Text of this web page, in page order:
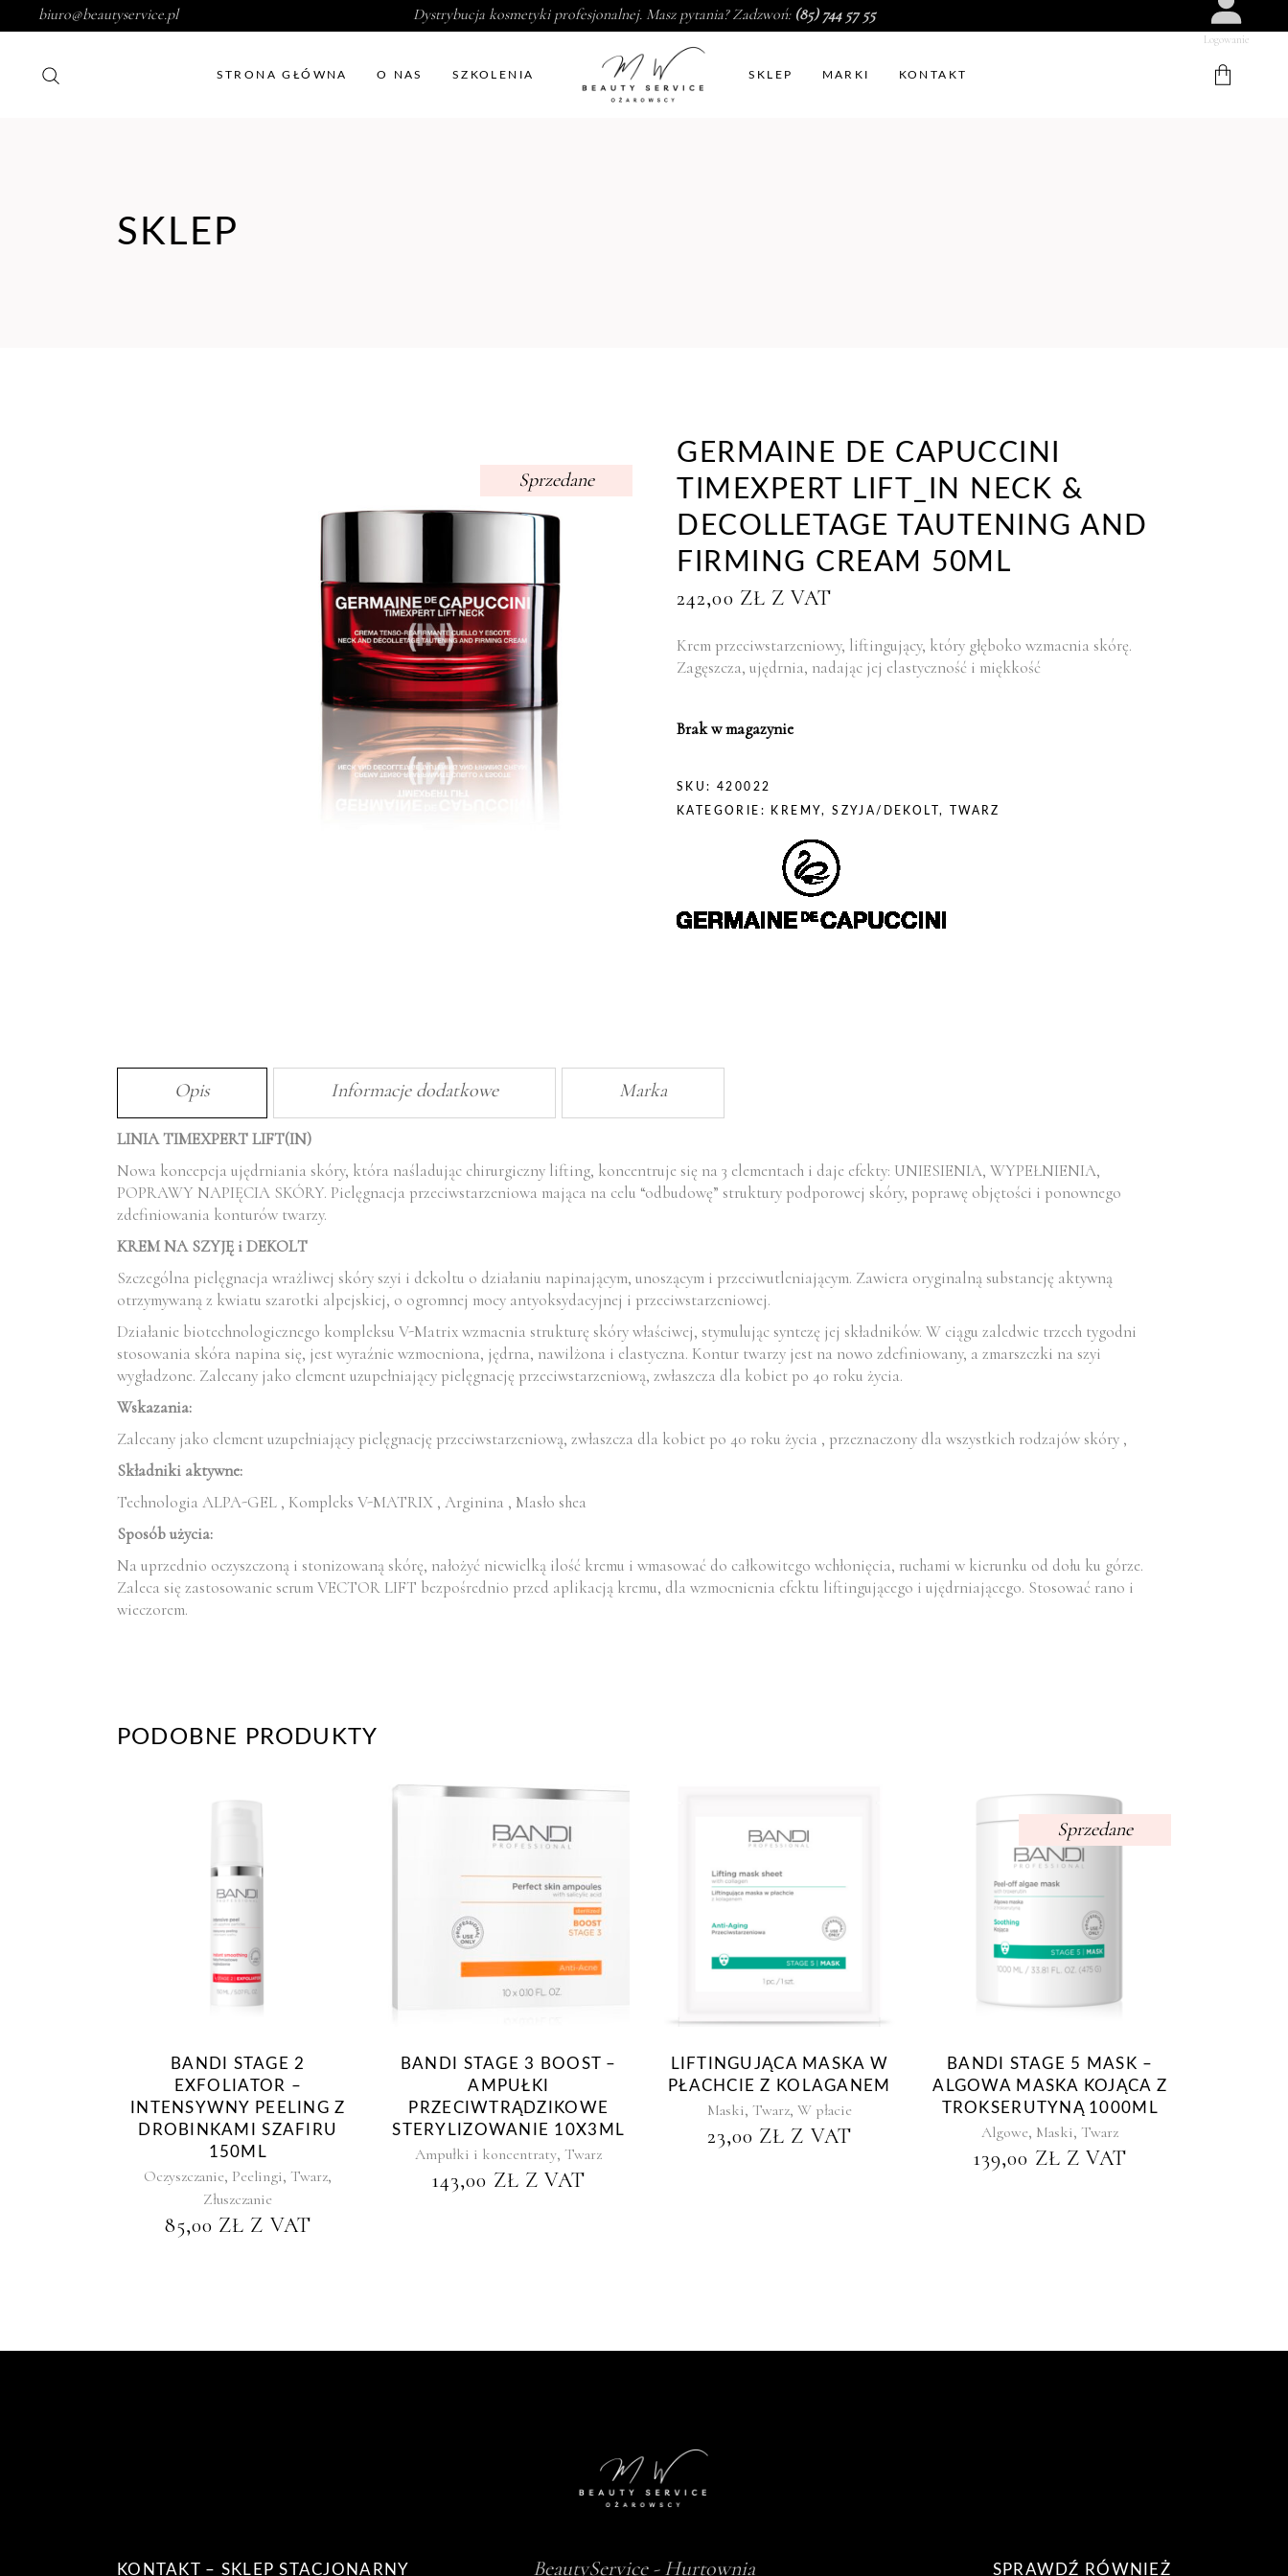
biuro@beautyservice.pl Dystrybucja kosmetyki profesjonalnej. Masz pytania? Zadzwoń: (85) 744 57 55
Logowanie
STRONA GŁÓWNA O NAS SZKOLENIA SKLEP MARKI KONTAKT
SKLEP
Sprzedane
GERMAINE DE CAPUCCINI
TIMEXPERT LIFT_IN NECK &
DECOLLETAGE TAUTENING AND
FIRMING CREAM 50ML
242,00 ZŁ Z VAT
Krem przeciwstarzeniowy, liftingujący, który głęboko wzmacnia skórę.
Zagęszcza, ujędrnia, nadając jej elastyczność i miękkość
Brak w magazynie
SKU: 420022
KATEGORIE: KREMY,SZYJA/DEKOLT, TWARZ
Opis Informacje dodatkowe Marka
LINIA TIMEXPERT LIFT(IN)
Nowa koncepcja ujędrniania skóry, która naśladując chirurgiczny lifting, koncentruje się na 3 elementach i daje efekty: UNIESIENIA, WYPEŁNIENIA,
POPRAWY NAPIĘCIA SKÓRY. Pielęgnacja przeciwstarzeniowa mająca na celu “odbudowę” struktury podporowej skóry, poprawę objętości i ponownego
zdefiniowania konturów twarzy.
KREM NA SZYJĘ i DEKOLT
Szczególna pielęgnacja wrażliwej skóry szyi i dekoltu o działaniu napinającym, unoszącym i przeciwutleniającym. Zawiera oryginalną substancję aktywną
otrzymywaną z kwiatu szarotki alpejskiej, o ogromnej mocy antyoksydacyjnej i przeciwstarzeniowej.
Działanie biotechnologicznego kompleksu V-Matrix wzmacnia strukturę skóry właściwej, stymulując syntezę jej składników. W ciągu zaledwie trzech tygodni
stosowania skóra napina się, jest wyraźnie wzmocniona, jędrna, nawilżona i elastyczna. Kontur twarzy jest na nowo zdefiniowany, a zmarszczki na szyi
wygładzone. Zalecany jako element uzupełniający pielęgnację przeciwstarzeniową, zwłaszcza dla kobiet po 40 roku życia.
Wskazania:
Zalecany jako element uzupełniający pielęgnację przeciwstarzeniową, zwłaszcza dla kobiet po 40 roku życia , przeznaczony dla wszystkich rodzajów skóry ,
Składniki aktywne:
Technologia ALPA-GEL , Kompleks V-MATRIX , Arginina , Masło shea
Sposób użycia:
Na uprzednio oczyszczoną i stonizowaną skórę, nałożyć niewielką ilość kremu i wmasować do całkowitego wchłonięcia, ruchami w kierunku od dołu ku górze.
Zaleca się zastosowanie serum VECTOR LIFT bezpośrednio przed aplikacją kremu, dla wzmocnienia efektu liftingującego i ujędrniającego. Stosować rano i
wieczorem.
PODOBNE PRODUKTY
BANDI STAGE 2
EXFOLIATOR –
INTENSYWNY PEELING Z
DROBINKAMI SZAFIRU
150ML
Oczyszczanie, Peelingi,Twarz,
Złuszczanie
85,00 ZŁ Z VAT
BANDI STAGE 3 BOOST –
AMPUŁKI
PRZECIWTRĄDZIKOWE
STERYLIZOWANIE 10X3ML
Ampułki i koncentraty,Twarz
143,00 ZŁ Z VAT
LIFTINGUJĄCA MASKA W
PŁACHCIE Z KOLAGANEM
Maski, Twarz, W płacie
23,00 ZŁ Z VAT
Sprzedane
BANDI STAGE 5 MASK –
ALGOWA MASKA KOJĄCA Z
TROKSERUTYNĄ 1000ML
Algowe, Maski,Twarz
139,00 ZŁ Z VAT
KONTAKT – SKLEP STACJONARNY BeautyService - Hurtownia SPRAWDŹ RÓWNIEŻ